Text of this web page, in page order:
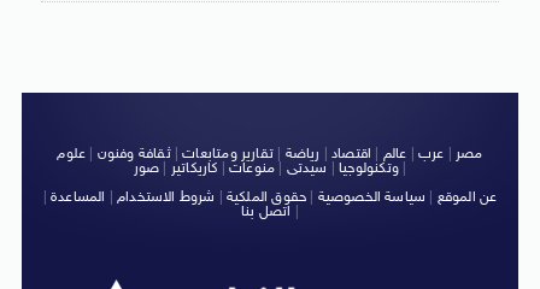
مصر عرب عالم اقتصاد رياضة |تقارير ومتابعات|ثقافة وفنون
علوم
وتكنولوجيا| سيدتى منوعات كاريكاتير صور
|
عن الموقع
سياسة الخصوصية حقوق الملكية شروط الاستخدام| المساعدة|
اتصل بنا